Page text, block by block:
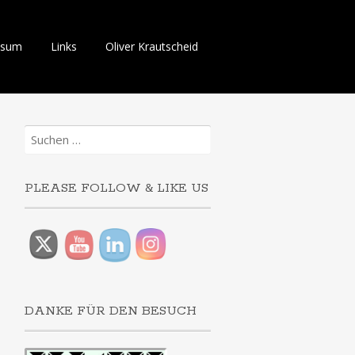
Links Oliver Krautscheid
Suchen
nach:
PLEASE FOLLOW & LIKE US
DANKE FÜR DEN BESUCH